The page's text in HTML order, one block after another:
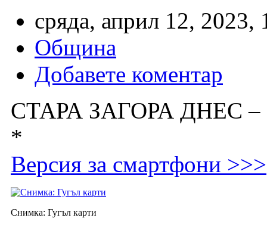
сряда, април 12, 2023,
Община
Добавете коментар
СТАРА ЗАГОРА ДНЕС –
*
Версия за смартфони >>>
Снимка: Гугъл карти